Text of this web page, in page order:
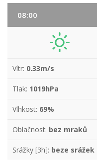
08:00
Vítr: 0.33m/s
Tlak: 1019hPa
Vlhkost: 69%
Oblačnost: bez mraků
Srážky [3h]: beze srážek